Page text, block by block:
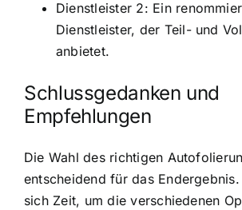
Dienstleister 2: Ein
Dienstleister, der Teil- und
anbietet.
Schlussgedanken und
Empfehlungen
Die Wahl des richtigen
entscheidend für das Endergebnis.
sich Zeit, um die verschiedenen